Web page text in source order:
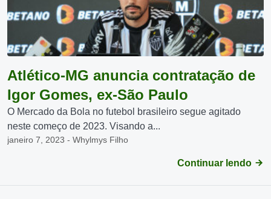
Atlético-MG anuncia contratação de
Igor Gomes, ex-São Paulo
O Mercado da Bola no futebol brasileiro segue agitado
neste começo de 2023. Visando a...
janeiro 7, 2023 - Whylmys Filho
Continuar lendo